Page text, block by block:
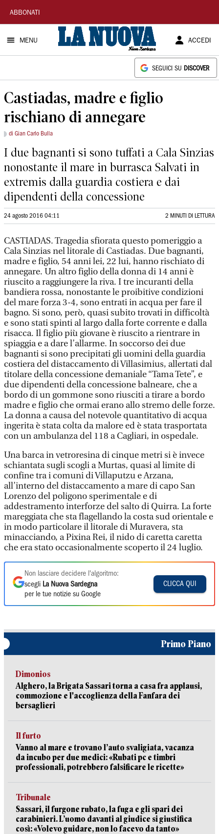
La
Nuova
Sardegna
ABBONATI
MENU ACCEDI
SEGUICI SU DISCOVER
Castiadas, madre e figlio
rischiano di annegare
di Gian Carlo Bulla
I due bagnanti si sono tuffati a Cala Sinzias
nonostante il mare in burrasca Salvati in
extremis dalla guardia costiera e dai
dipendenti della concessione
24 agosto 2016 04:11 2 MINUTI DI LETTURA
CASTIADAS. Tragedia sfiorata questo pomeriggio a
Cala Sinzias nel litorale di Castiadas. Due bagnanti,
madre e figlio, 54 anni lei, 22 lui, hanno rischiato di
annegare. Un altro figlio della donna di 14 anni è
riuscito a raggiungere la riva. I tre incuranti della
bandiera rossa, nonostante le proibitive condizioni
del mare forza 3-4, sono entrati in acqua per fare il
bagno. Si sono, però, quasi subito trovati in difficoltà
e sono stati spinti al largo dalla forte corrente e dalla
risacca. Il figlio più giovane è riuscito a rientrare in
spiaggia e a dare l’allarme. In soccorso dei due
bagnanti si sono precipitati gli uomini della guardia
costiera del distaccamento di Villasimius, allertati dal
titolare della concessione demaniale “Tama Tete”, e
due dipendenti della concessione balneare, che a
bordo di un gommone sono riusciti a tirare a bordo
madre e figlio che ormai erano allo stremo delle forze.
La donna a causa del notevole quantitativo di acqua
ingerita è stata colta da malore ed è stata trasportata
con un ambulanza del 118 a Cagliari, in ospedale.
Una barca in vetroresina di cinque metri si è invece
schiantata sugli scogli a Murtas, quasi al limite di
confine tra i comuni di Villaputzu e Arzana,
all’interno del distaccamento a mare di capo San
Lorenzo del poligono sperimentale e di
addestramento interforze del salto di Quirra. La forte
mareggiata che sta flagellando la costa sud orientale e
in modo particolare il litorale di Muravera, sta
minacciando, a Pixina Rei, il nido di caretta caretta
che era stato occasionalmente scoperto il 24 luglio.
Non lasciare decidere l'algoritmo:
scegli La Nuova Sardegna
per le tue notizie su Google
CLICCA QUI
Primo Piano
Dimonios
Alghero, la Brigata Sassari torna a casa fra applausi,
commozione e l'accoglienza della Fanfara dei
bersaglieri
Il furto
Vanno al mare e trovano l’auto svaligiata, vacanza
da incubo per due medici: «Rubati pc e timbri
professionali, potrebbero falsificare le ricette»
Tribunale
Sassari, il furgone rubato, la fuga e gli spari dei
carabinieri. L’uomo davanti al giudice si giustifica
così: «Volevo guidare, non lo facevo da tanto»